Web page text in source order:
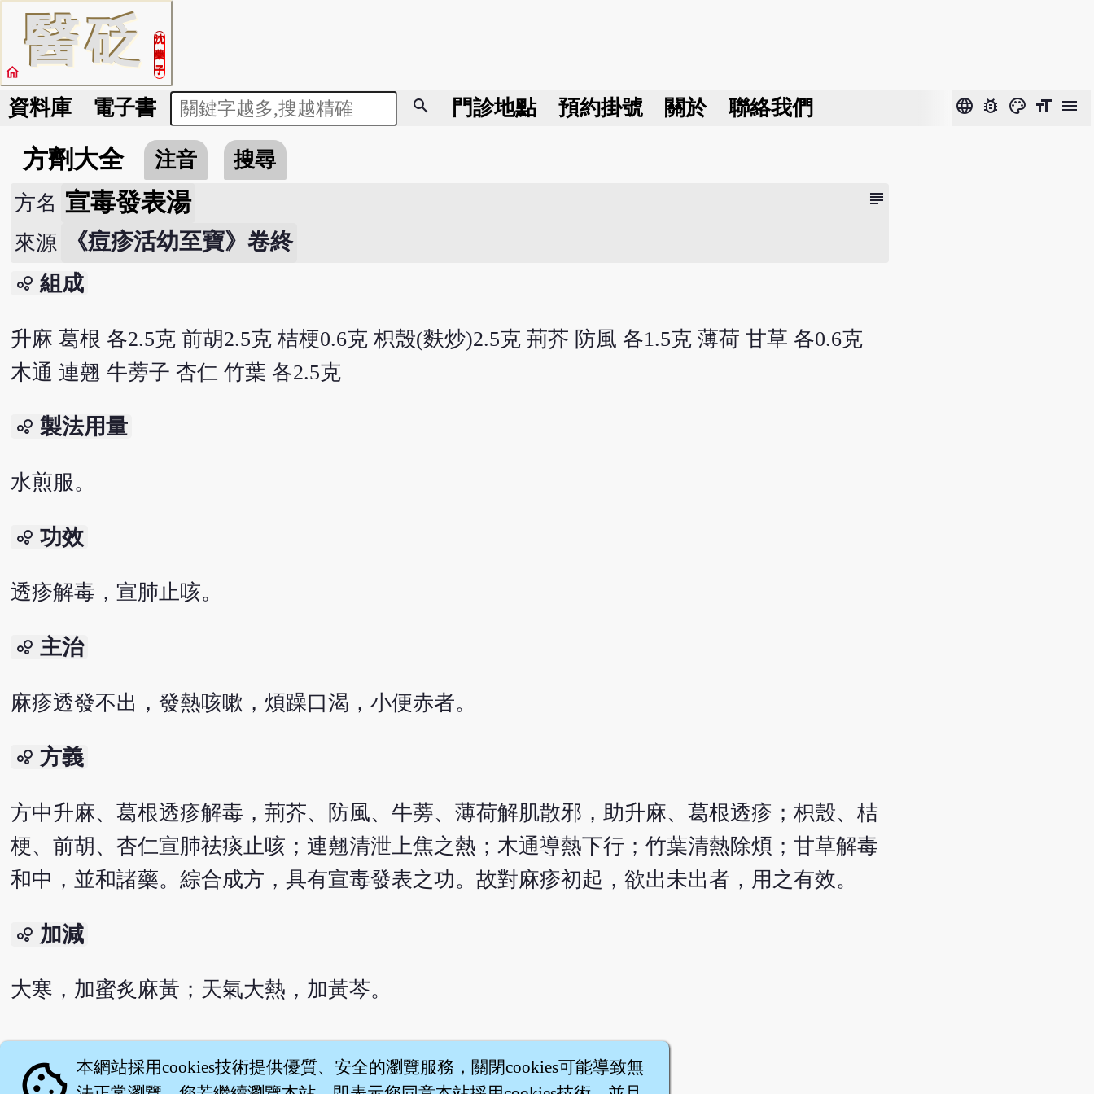
醫砭
沈
藥
子
home
資料庫 電子書 search 門診地點 預約掛號 關於 聯絡我們 language bug_report color_lens format_size menu
方劑大全 注音 搜尋
subject
方名 宣毒發表湯
來源 《痘疹活幼至寶》卷終
bubble_chart 組成
升麻 葛根 各2.5克 前胡2.5克 桔梗0.6克 枳殼(麩炒)2.5克 荊芥 防風 各1.5克 薄荷 甘草 各0.6克
木通 連翹 牛蒡子 杏仁 竹葉 各2.5克
bubble_chart 製法用量
水煎服。
bubble_chart 功效
透疹解毒，宣肺止咳。
bubble_chart 主治
麻疹透發不出，發熱咳嗽，煩躁口渴，小便赤者。
bubble_chart 方義
方中升麻、葛根透疹解毒，荊芥、防風、牛蒡、薄荷解肌散邪，助升麻、葛根透疹；枳殼、桔
梗、前胡、杏仁宣肺祛痰止咳；連翹清泄上焦之熱；木通導熱下行；竹葉清熱除煩；甘草解毒
和中，並和諸藥。綜合成方，具有宣毒發表之功。故對麻疹初起，欲出未出者，用之有效。
bubble_chart 加減
大寒，加蜜炙麻黃；天氣大熱，加黃芩。
English version本網站採用cookies技術提供優質、安全的瀏覽服務，關閉cookies可能導致無